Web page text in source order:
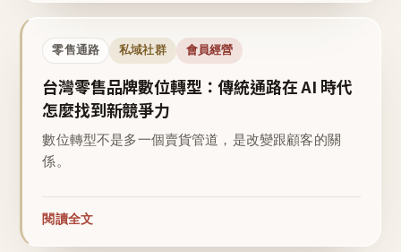
零售通路 私域社群 會員經營
台灣零售品牌數位轉型：傳統通路在 AI 時代
怎麼找到新競爭力
數位轉型不是多一個賣貨管道，是改變跟顧客的關
係。
閱讀全文